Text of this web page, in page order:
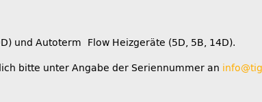
und Autoterm Flow Heizgeräte (5D, 5B, 14D).
bitte unter Angabe der Seriennummer an